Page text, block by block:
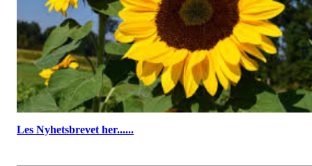
Les Nyhetsbrevet her......